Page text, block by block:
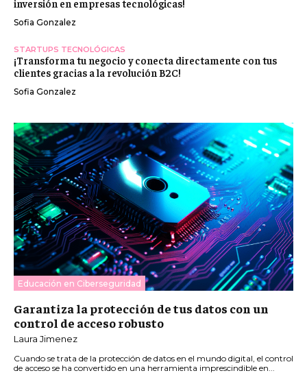
inversión en empresas tecnológicas!
Sofia Gonzalez
STARTUPS TECNOLÓGICAS
¡Transforma tu negocio y conecta directamente con tus
clientes gracias a la revolución B2C!
Sofia Gonzalez
Educación en Ciberseguridad
Garantiza la protección de tus datos con un
control de acceso robusto
Laura Jimenez
Cuando se trata de la protección de datos en el mundo digital, el control
de acceso se ha convertido en una herramienta imprescindible en...